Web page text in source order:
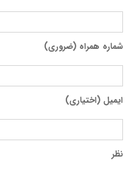
شماره همراه (ضروری)
ایمیل (اختیاری)
نظر